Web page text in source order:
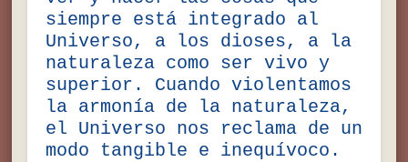
siempre está integrado al
Universo, a los dioses, a la
naturaleza como ser vivo y
superior. Cuando violentamos
la armonía de la naturaleza,
el Universo nos reclama de un
modo tangible e inequívoco.